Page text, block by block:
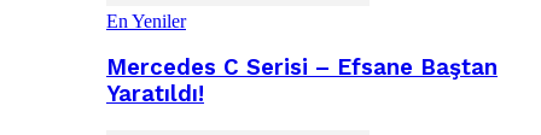
En Yeniler
Mercedes C Serisi – Efsane Baştan
Yaratıldı!